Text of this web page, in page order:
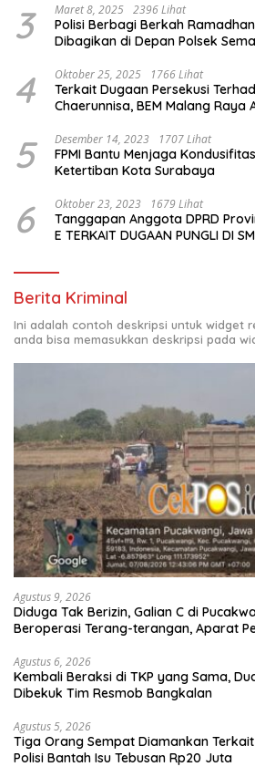
3 Maret 8, 2025 2396 Lihat
Polisi Berbagi Berkah
Dibagikan di Depan Polsek
4 Oktober 25, 2025 1766 Lihat
Terkait Dugaan Persekusi
Chaerunnisa, BEM Malang Raya
5 Desember 14, 2023 1707 Lihat
FPMI Bantu Menjaga
Ketertiban Kota Surabaya
6 Oktober 23, 2023 1679 Lihat
Tanggapan Anggota DPRD
E TERKAIT DUGAAN PUNGLI DI
Berita Kriminal
Ini adalah contoh deskripsi untuk widget
anda bisa memasukkan deskripsi pada
Agustus 9, 2026
Diduga Tak Berizin, Galian C di
Beroperasi Terang-terangan, Aparat
Agustus 6, 2026
Kembali Beraksi di TKP yang Sama,
Dibekuk Tim Resmob Bangkalan
Agustus 5, 2026
Tiga Orang Sempat Diamankan
Polisi Bantah Isu Tebusan Rp20 Juta